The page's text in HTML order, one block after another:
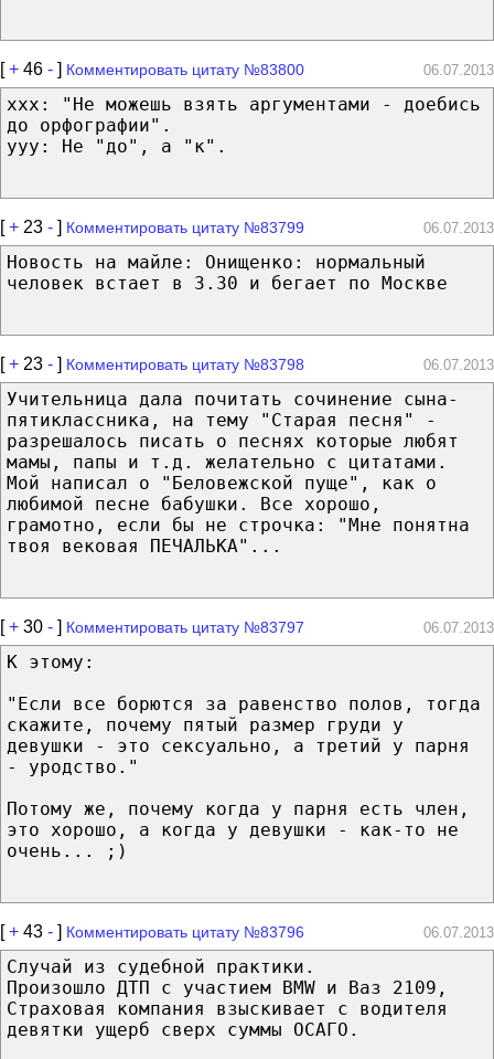
[+ 46 - ] Комментировать цитату №83800 06.07.2013
xxx: "Не можешь взять аргументами - доебись
до орфографии".
ууу: Не "до", а "к".
[+ 23 - ] Комментировать цитату №83799 06.07.2013
Новость на майле: Онищенко: нормальный
человек встает в 3.30 и бегает по Москве
[+ 23 - ] Комментировать цитату №83798 06.07.2013
Учительница дала почитать сочинение сына-
пятиклассника, на тему "Старая песня" -
разрешалось писать о песнях которые любят
мамы, папы и т.д. желательно с цитатами.
Мой написал о "Беловежской пуще", как о
любимой песне бабушки. Все хорошо,
грамотно, если бы не строчка: "Мне понятна
твоя вековая ПЕЧАЛЬКА"...
[+ 30 - ] Комментировать цитату №83797 06.07.2013
К этому:
"Если все борются за равенство полов, тогда
скажите, почему пятый размер груди у
девушки - это сексуально, а третий у парня
- уродство."
Потому же, почему когда у парня есть член,
это хорошо, а когда у девушки - как-то не
очень... ;)
[+ 43 - ] Комментировать цитату №83796 06.07.2013
Случай из судебной практики.
Произошло ДТП с участием BMW и Ваз 2109,
Страховая компания взыскивает с водителя
девятки ущерб сверх суммы ОСАГО.